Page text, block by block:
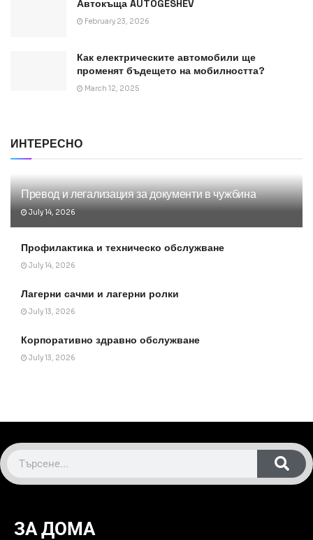
Автокъща AUTOGESHEV
February 23, 2026
Как електрическите автомобили ще
променят бъдещето на мобилността?
March 12, 2025
ИНТЕРЕСНО
Превод и легализация за документи в чужбина
July 14, 2026
Профилактика и техническо обслужване
July 14, 2026
Лагерни сачми и лагерни ролки
July 13, 2026
Корпоративно здравно обслужване
July 13, 2026
ЗА ДОМА